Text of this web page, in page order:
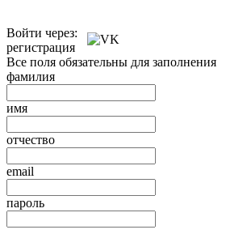
Войти через:
регистрация
Все поля обязательны для заполнения
фамилия
имя
отчество
email
пароль